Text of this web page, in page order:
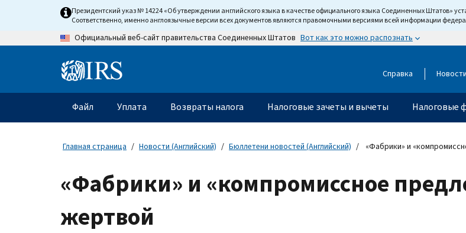
content
Президентский указ № 14224 «Об утверждении английского языка в качестве официального языка Соединенных Штатов»
Соответственно, именно англоязычные версии всех документов являются правомочными версиями всей информации
Официальный веб-сайт правительства Соединенных Штатов Вот как это можно распознать
Information Справка Новости
Главное
меню
Файл Уплата Возвраты налога Налоговые зачеты и вычеты Налоговые
Главная страница Новости (Английский) Бюллетени новостей (Английский) «Фабрики» и
«Фабрики» и «компромиссное
жертвой